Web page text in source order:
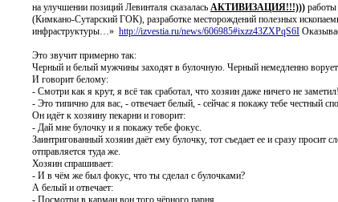
на улучшении позиций Левинталя сказалась АКТИВИЗАЦИЯ!!!)))
(Кимкано-Сутарский ГОК), разработке месторождений полезных
инфраструктуры…» http://izvestia.ru/news/606985#ixzz43ZXPqS6I
Это звучит примерно так:
Черный и белый мужчины заходят в булочную. Черный немедленно
И говорит белому:
- Смотри как я крут, я всё так сработал, что хозяин даже ничего не заметил!
- Это типично для вас, - отвечает белый, - сейчас я покажу тебе честный
Он идёт к хозяину пекарни и говорит:
- Дай мне булочку и я покажу тебе фокус.
Заинтригованный хозяин даёт ему булочку, тот съедает ее и сразу
отправляется туда же.
Хозяин спрашивает:
- И в чём же был фокус, что ты сделал с булочками?
А белый и отвечает:
- Посмотри в карман вон того чёрного парня.